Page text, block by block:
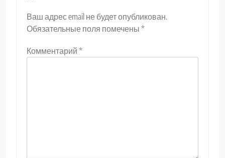
Ваш адрес email не будет опубликован.
Обязательные поля помечены *
Комментарий *